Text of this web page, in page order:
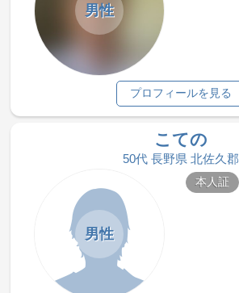
男性
プロフィールを見る
こての
50代 長野県 北佐久郡
男性
本人証